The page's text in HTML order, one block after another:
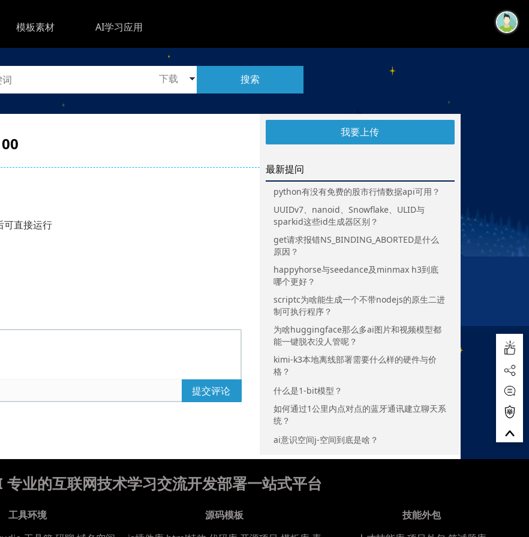
模板素材 AI学习应用
搜索
直接运行
提交评论
我要上传
最新提问
python有没有免费的股市行情数据api可用？
UUIDv7、nanoid、Snowflake、ULID与
sparkid这些id生成器区别？
get请求报错NS_BINDING_ABORTED是什么
原因？
happyhorse与seedance及minmax h3到底
哪个更好？
scriptc为啥能生成一个不带nodejs的原生二进
制可执行程序？
为啥huggingface那么多ai图片和视频模型都
能一键脱衣没人管呢？
kimi-k3本地离线部署需要什么样的硬件与价
格？
什么是1-bit模型？
如何通过1公里内点对点的蓝牙通讯建立聊天系
统？
ai意识空间j-空间到底是啥？
专业的互联网技术学习交流开发部署一站式平台
工具环境
源码模板
技能外包